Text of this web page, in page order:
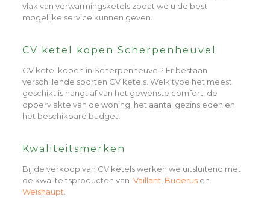
vlak van verwarmingsketels zodat we u de best
mogelijke service kunnen geven.
CV ketel kopen Scherpenheuvel
CV ketel kopen in Scherpenheuvel? Er bestaan
verschillende soorten CV ketels. Welk type het meest
geschikt is hangt af van het gewenste comfort, de
oppervlakte van de woning, het aantal gezinsleden en
het beschikbare budget.
Kwaliteitsmerken
Bij de verkoop van CV ketels werken we uitsluitend met
de kwaliteitsproducten van Vaillant Buderusen
Weishaupt